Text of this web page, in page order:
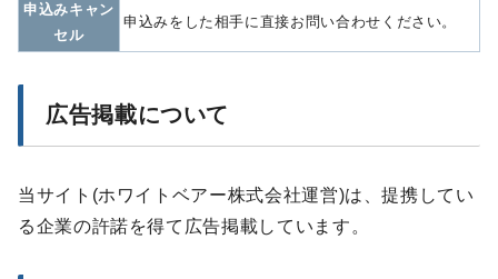
申込みキャン
セル
申込みをした相手に直接お問い合わせください。
広告掲載について
当サイト(ホワイトベアー株式会社運営)は、提携してい
る企業の許諾を得て広告掲載しています。